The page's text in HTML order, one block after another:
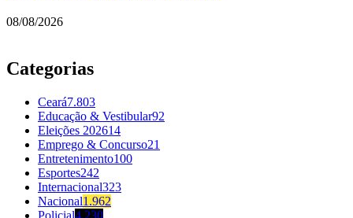
08/08/2026
Categorias
Ceará7.803
Educação & Vestibular92
Eleições 202614
Emprego & Concurso21
Entretenimento100
Esportes242
Internacional323
Nacional1.962